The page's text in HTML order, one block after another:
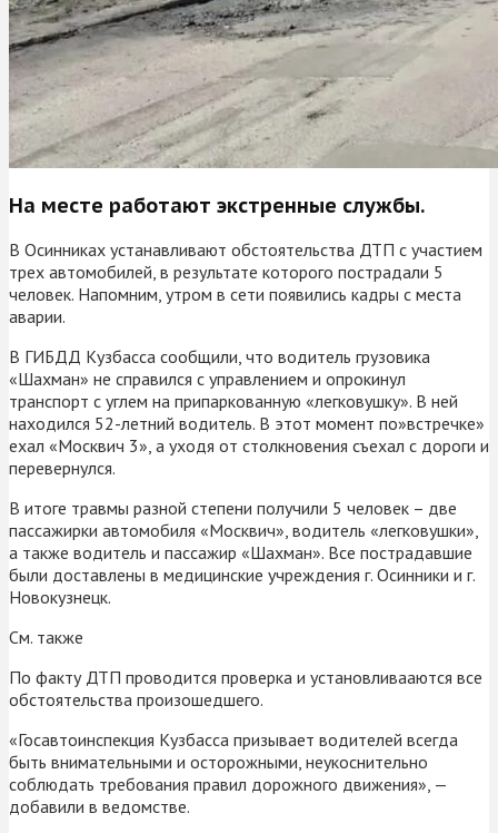
На месте работают экстренные службы.
В Осинниках устанавливают обстоятельства ДТП с участием
трех автомобилей, в результате которого пострадали 5
человек. Напомним, утром в сети появились кадры с места
аварии.
В ГИБДД Кузбасса сообщили, что водитель грузовика
«Шахман» не справился с управлением и опрокинул
транспорт с углем на припаркованную «легковушку». В ней
находился 52-летний водитель. В этот момент по»встречке»
ехал «Москвич 3», а уходя от столкновения съехал с дороги и
перевернулся.
В итоге травмы разной степени получили 5 человек – две
пассажирки автомобиля «Москвич», водитель «легковушки»,
а также водитель и пассажир «Шахман». Все пострадавшие
были доставлены в медицинские учреждения г. Осинники и г.
Новокузнецк.
См. также
По факту ДТП проводится проверка и установливааются все
обстоятельства произошедшего.
«Госавтоинспекция Кузбасса призывает водителей всегда
быть внимательными и осторожными, неукоснительно
соблюдать требования правил дорожного движения», —
добавили в ведомстве.